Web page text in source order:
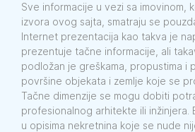
Sve informacije u vezi sa imovinom,
izvora ovog sajta, smatraju se
Internet prezentacija kao takva je
prezentuje tačne informacije, ali
podložan je greškama, propustima i
površine objekata i zemlje koje se
Tačne dimenzije se mogu dobiti
profesionalnog arhitekte ili inžinjera.
u opisima nekretnina koje se nude